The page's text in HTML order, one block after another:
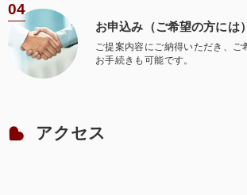
04
お申込み（ご希望の方には）
ご提案内容にご納得いただき、ご
お手続きも可能です。
アクセス